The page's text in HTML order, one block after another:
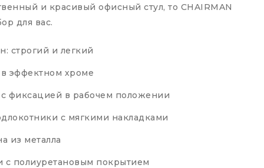
и красивый офисный стул, то CHAIRMAN
для вас.
строгий и легкий
эффектном хроме
фиксацией в рабочем положении
с мягкими накладками
из металла
полиуретановым покрытием